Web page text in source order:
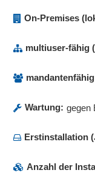
On-Premises
multiuser-fähig
Wartung: gegen
Erstinstallation
Anzahl der